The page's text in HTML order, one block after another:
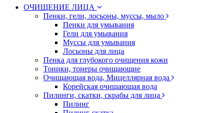
ОЧИЩЕНИЕ ЛИЦА
Пенки, гели, лосьоны, муссы, мыло
Пенки для умывания
Гели для умывания
Муссы для умывания
Лосьоны для лица
Пенка для глубокого очищения кожи
Тоники, тонеры очищающие
Очищающая вода, Мицеллярная вода
Корейская очищающая вода
Пилинги, скатки, скрабы для лица
Пилинг